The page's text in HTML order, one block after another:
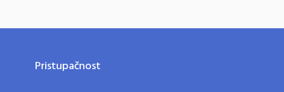
Pristupačnost